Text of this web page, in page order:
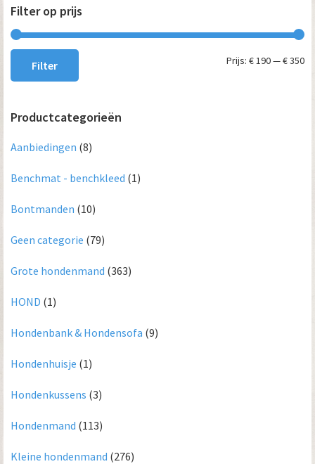
Filter op prijs
Filter Prijs: € 190—€ 350
Productcategorieën
Aanbiedingen (8)
Benchmat - benchkleed (1)
Bontmanden (10)
Geen categorie (79)
Grote hondenmand (363)
HOND (1)
Hondenbank & Hondensofa (9)
Hondenhuisje (1)
Hondenkussens (3)
Hondenmand (113)
Kleine hondenmand (276)